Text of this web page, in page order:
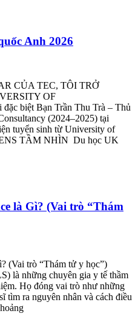
Anh 2026
CỦA TEC, TÔI TRỞ
OF
biệt Bạn Trần Thu Trà – Thủ
(2024–2025) tại
tuyển sinh từ University of
TẦM NHÌN Du học UK
là Gì? (Vai trò “Thám
(Vai trò “Thám tử y học”)
là những chuyên gia y tế thầm
Họ đóng vai trò như những
tìm ra nguyên nhân và cách điều